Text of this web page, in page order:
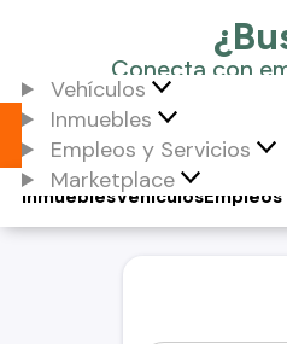
Vehículos
Inmuebles
Empleos y Servicios
Marketplace
Vehículos
Inmuebles